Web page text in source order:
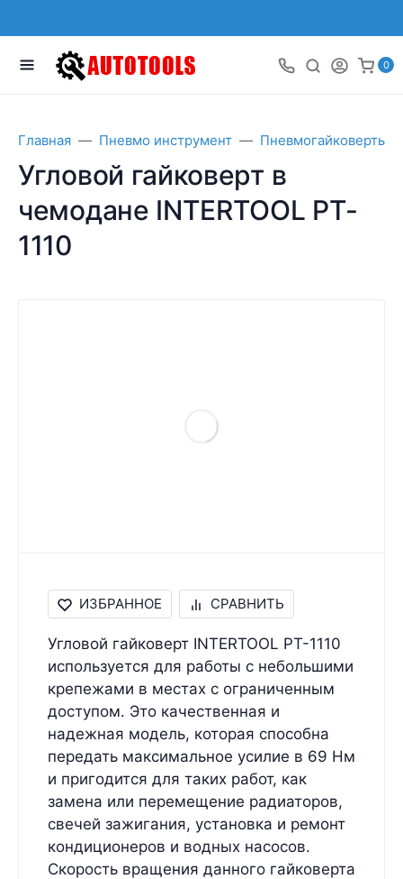
0
Главная Пневмо инструмент Пневмогайковерты
Угловой гайковерт в
чемодане INTERTOOL PT-
1110
ИЗБРАННОЕ СРАВНИТЬ
Угловой гайковерт INTERTOOL PT-1110
используется для работы с небольшими
крепежами в местах с ограниченным
доступом. Это качественная и
надежная модель, которая способна
передать максимальное усилие в 69 Нм
и пригодится для таких работ, как
замена или перемещение радиаторов,
свечей зажигания, установка и ремонт
кондиционеров и водных насосов.
Скорость вращения данного гайковерта